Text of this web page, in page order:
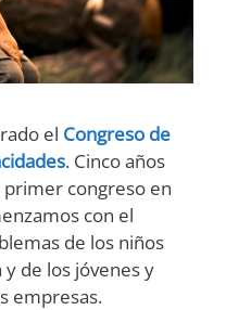
el Congreso de
. Cinco años
primer congreso en
con el
de los niños
de los jóvenes y
empresas.